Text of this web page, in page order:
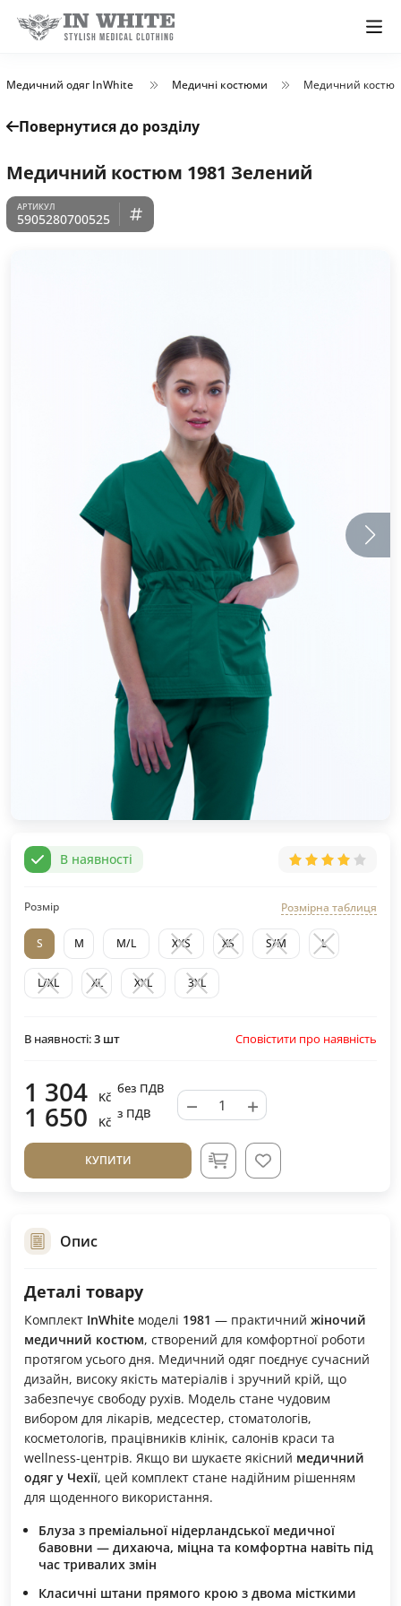
Медичний одяг InWhite Медичні костюми Медичний
Повернутися до розділу
Медичний костюм 1981 Зелений
5905280700525
В наявності
Розмір Розмірна таблиця
S M M/L XXS XS S/M L
L/XL XL XXL 3XL
В наявності:3 шт Сповістити про наявність
1 304 Kč
без ПДВ
1 650 Kč
з ПДВ − +
КУПИТИ
Опис
Деталі товару
Комплект InWhite моделі 1981 — практичний жіночий
медичний костюм, створений для комфортної роботи
протягом усього дня. Медичний одяг поєднує сучасний
дизайн, високу якість матеріалів і зручний крій, що
забезпечує свободу рухів. Модель стане чудовим
вибором для лікарів, медсестер, стоматологів,
косметологів, працівників клінік, салонів краси та
wellness-центрів. Якщо ви шукаєте якісний медичний
одяг у Чехії, цей комплект стане надійним рішенням
для щоденного використання.
Блуза з преміальної нідерландської медичної
бавовни — дихаюча, міцна та комфортна навіть під
час тривалих змін
Класичні штани прямого крою з двома місткими